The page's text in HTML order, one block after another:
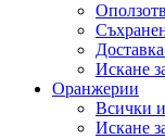
Искане
Оранжерии
Всички
Искане